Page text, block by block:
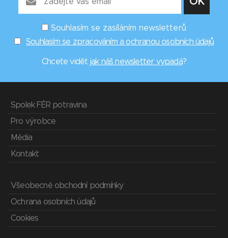
Souhlasím se zasíláním newsletterů
Souhlasím se zpracováním a ochranou osobních údajů
Chcete vidět jak náš newsletter vypadá?
Spolek FÉR potravina
Pro výrobce
Média
Kontakt
Všeobecné obchodní podmínky
Ochrana osobních údajů
Cookies